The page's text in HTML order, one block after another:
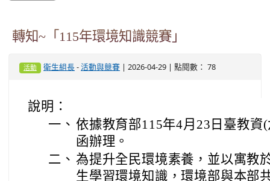
轉知~「115年環境知識競賽」
活動 衛生組長 -活動與競賽 | 2026-04-29 | 點閱數： 78
說明：
一、 依據教育部115年4月23日臺教資
函辦理。
二、 為提升全民環境素養，並以寓教
生學習環境知識，環境部與本部